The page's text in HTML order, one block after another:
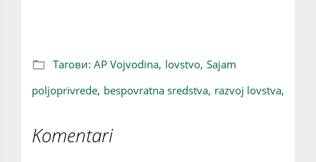
Тагови: AP Vojvodina, lovstvo, Sajam
poljoprivrede, bespovratna sredstva, razvoj lovstva,
Komentari